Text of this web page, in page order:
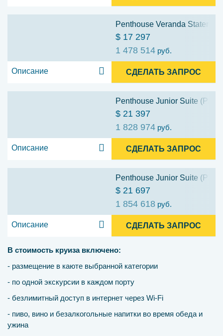
Penthouse Veranda
$ 17 297
1 478 514 руб.
Описание СДЕЛАТЬ ЗАПРОС
Penthouse Junior Suite (PS3)
$ 21 397
1 828 974 руб.
Описание СДЕЛАТЬ ЗАПРОС
Penthouse Junior Suite (PS2)
$ 21 697
1 854 618 руб.
Описание СДЕЛАТЬ ЗАПРОС
В стоимость круиза включено:
- размещение в каюте выбранной категории
- по одной экскурсии в каждом порту
- безлимитный доступ в интернет через Wi-Fi
- пиво, вино и безалкогольные напитки во время обеда и
ужина